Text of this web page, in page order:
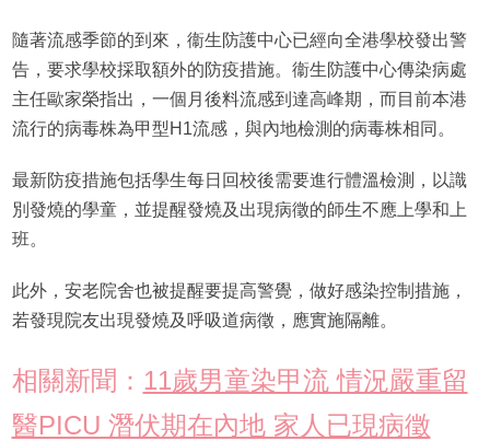
隨著流感季節的到來，衞生防護中心已經向全港學校發出警
告，要求學校採取額外的防疫措施。衞生防護中心傳染病處
主任歐家榮指出，一個月後料流感到達高峰期，而目前本港
流行的病毒株為甲型H1流感，與內地檢測的病毒株相同。
最新防疫措施包括學生每日回校後需要進行體溫檢測，以識
別發燒的學童，並提醒發燒及出現病徵的師生不應上學和上
班。
此外，安老院舍也被提醒要提高警覺，做好感染控制措施，
若發現院友出現發燒及呼吸道病徵，應實施隔離。
相關新聞： 11歲男童染甲流 情況嚴重留
醫PICU 潛伏期在內地 家人已現病徵